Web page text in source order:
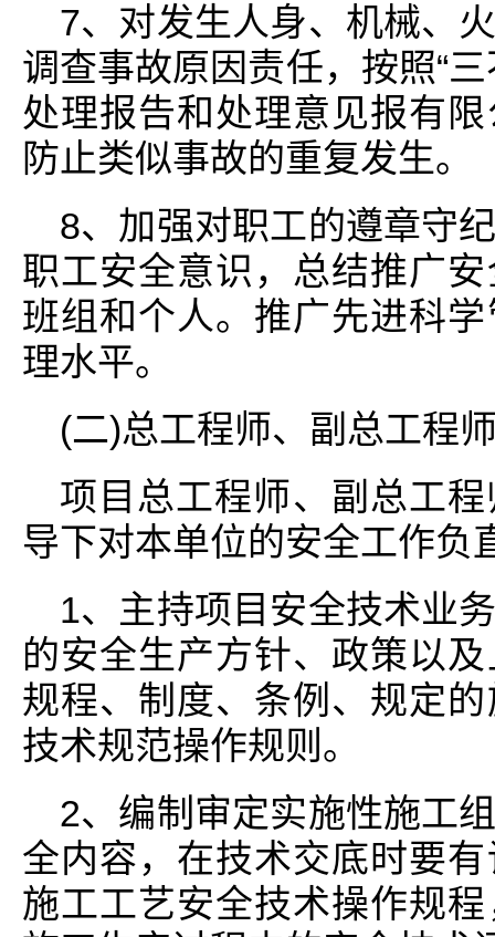
7、对发生人身、机械、
调查事故原因责任，按照“
处理报告和处理意见报有
防止类似事故的重复发生。
8、加强对职工的遵章守
职工安全意识，总结推广
班组和个人。推广先进科
理水平。
(二)总工程师、副总工程
项目总工程师、副总工
导下对本单位的安全工作负
1、主持项目安全技术业
的安全生产方针、政策以
规程、制度、条例、规定
技术规范操作规则。
2、编制审定实施性施工
全内容，在技术交底时要
施工工艺安全技术操作规